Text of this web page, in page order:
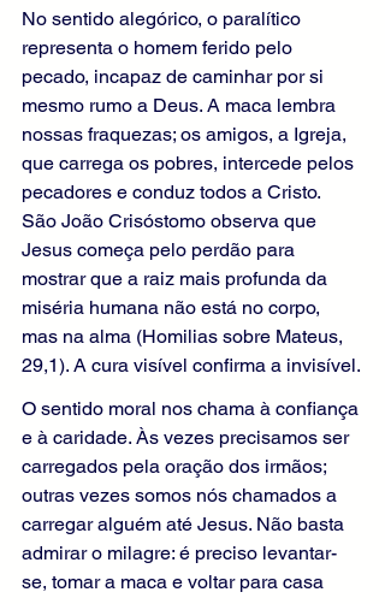
No sentido alegórico, o paralítico
representa o homem ferido pelo
pecado, incapaz de caminhar por si
mesmo rumo a Deus. A maca lembra
nossas fraquezas; os amigos, a Igreja,
que carrega os pobres, intercede pelos
pecadores e conduz todos a Cristo.
São João Crisóstomo observa que
Jesus começa pelo perdão para
mostrar que a raiz mais profunda da
miséria humana não está no corpo,
mas na alma (Homilias sobre Mateus,
29,1). A cura visível confirma a invisível.
O sentido moral nos chama à confiança
e à caridade. Às vezes precisamos ser
carregados pela oração dos irmãos;
outras vezes somos nós chamados a
carregar alguém até Jesus. Não basta
admirar o milagre: é preciso levantar-
se, tomar a maca e voltar para casa